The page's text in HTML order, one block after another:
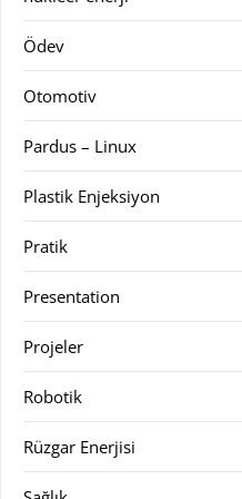
Ödev
Otomotiv
Pardus – Linux
Plastik Enjeksiyon
Pratik
Presentation
Projeler
Robotik
Rüzgar Enerjisi